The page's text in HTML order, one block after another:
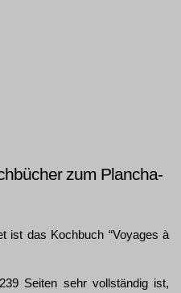
zum Plancha-
ist das Kochbuch “Voyages à
Seiten sehr vollständig ist,